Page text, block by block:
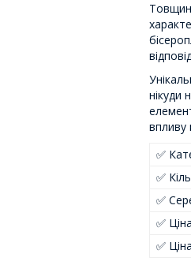
нікуди
впливу
✅
✅
✅
✅
✅